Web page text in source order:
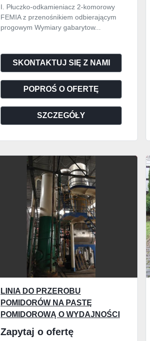
I. Płuczko-odkamieniacz 2-komorowy
FEMIA z przenośnikiem odbierającym
progowym Wymiary gabarytow...
SKONTAKTUJ SIĘ Z NAMI
POPROŚ O OFERTĘ
SZCZEGÓŁY
LINIA DO PRZEROBU
POMIDORÓW NA PASTĘ
POMIDOROWĄ O WYDAJNOŚCI
200 T ŚWIEŻYCH POMIDORÓW
NA DOBĘ ZE STACJĄ
Zapytaj o ofertę